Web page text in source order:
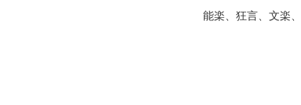
能楽、狂言、文楽